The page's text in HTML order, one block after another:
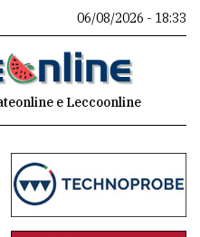
06/08/2026 - 18:33
e Leccoonline